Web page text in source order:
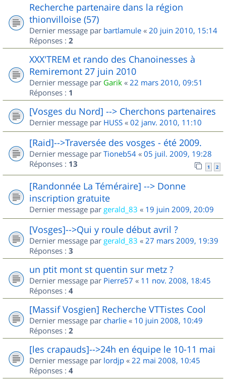
Recherche partenaire dans la région
thionvilloise (57)
Dernier message par bartlamule « 20 juin 2010, 15:14
Réponses : 2
XXX'TREM et rando des Chanoinesses à
Remiremont 27 juin 2010
Dernier message par Garik « 22 mars 2010, 09:51
Réponses : 1
[Vosges du Nord] --> Cherchons partenaires
Dernier message par HUSS « 02 janv. 2010, 11:10
[Raid]-->Traversée des vosges - été 2009.
Dernier message par Tioneb54 « 05 juil. 2009, 19:28
Réponses : 13 1 2
[Randonnée La Téméraire] --> Donne
inscription gratuite
Dernier message par gerald_83 « 19 juin 2009, 20:09
[Vosges]-->Qui y roule début avril ?
Dernier message par gerald_83 « 27 mars 2009, 19:39
Réponses : 3
un ptit mont st quentin sur metz ?
Dernier message par Pierre57 « 11 nov. 2008, 18:45
Réponses : 4
[Massif Vosgien] Recherche VTTistes Cool
Dernier message par charlie « 10 juin 2008, 10:49
Réponses : 2
[les crapauds]-->24h en équipe le 10-11 mai
Dernier message par lordjp « 22 mai 2008, 10:45
Réponses : 4